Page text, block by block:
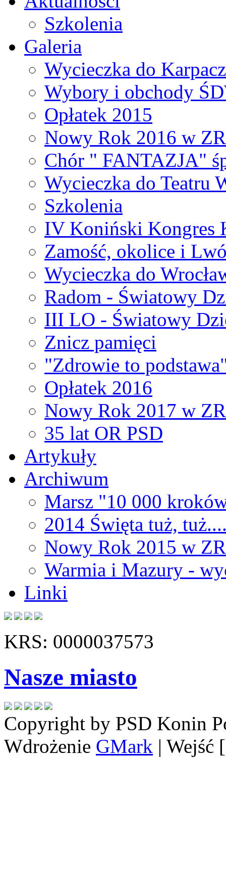
Szkolenia
Galeria
Wycieczka do
Wybory i obchody
Opłatek 2015
Nowy Rok 2016 w
Chór " FANTAZJA"
Wycieczka do Teatru
Szkolenia
IV Koniński Kongres
Zamość, okolice i
Wycieczka do
Radom - Światowy
III LO - Światowy
Znicz pamięci
"Zdrowie to
Opłatek 2016
Nowy Rok 2017 w
35 lat OR PSD
Artykuły
Archiwum
Marsz "10 000
2014 Święta tuż,
Nowy Rok 2015 w
Warmia i Mazury -
Linki
KRS: 0000037573
Nasze miasto
Copyright by PSD Konin
Wdrożenie GMark | Wejść